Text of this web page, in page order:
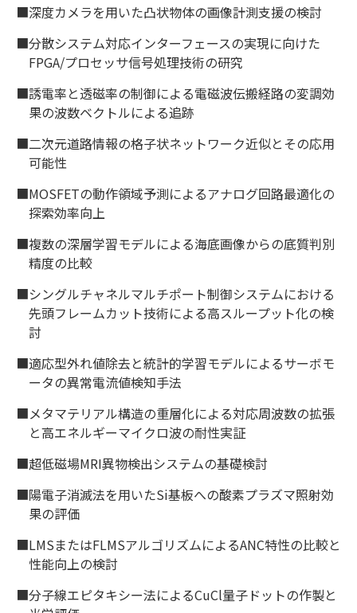
■深度カメラを用いた凸状物体の画像計測支援の検討
■分散システム対応インターフェースの実現に向けた
FPGA/プロセッサ信号処理技術の研究
■誘電率と透磁率の制御による電磁波伝搬経路の変調効
果の波数ベクトルによる追跡
■二次元道路情報の格子状ネットワーク近似とその応用
可能性
■MOSFETの動作領域予測によるアナログ回路最適化の
探索効率向上
■複数の深層学習モデルによる海底画像からの底質判別
精度の比較
■シングルチャネルマルチポート制御システムにおける
先頭フレームカット技術による高スループット化の検
討
■適応型外れ値除去と統計的学習モデルによるサーボモ
ータの異常電流値検知手法
■メタマテリアル構造の重層化による対応周波数の拡張
と高エネルギーマイクロ波の耐性実証
■超低磁場MRI異物検出システムの基礎検討
■陽電子消滅法を用いたSi基板への酸素プラズマ照射効
果の評価
■LMSまたはFLMSアルゴリズムによるANC特性の比較と
性能向上の検討
■分子線エピタキシー法によるCuCl量子ドットの作製と